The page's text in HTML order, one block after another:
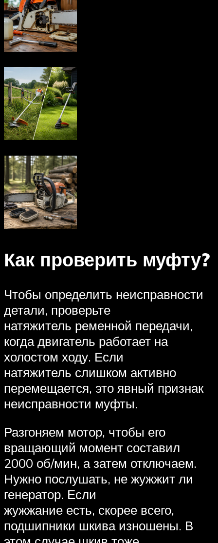
Как проверить муфту?
Чтобы определить неисправности
детали, проверьте
натяжитель ременной передачи,
когда двигатель работает на
холостом ходу. Если
натяжитель слишком активно
перемещается, это явный признак
неисправности муфты.
Разгоняем мотор, чтобы его
вращающий момент составил
2000 об/мин, а затем отключаем.
Нужно послушать, не жужжит ли
генератор. Если
жужжание есть, скорее всего,
подшипники шкива изношены. В